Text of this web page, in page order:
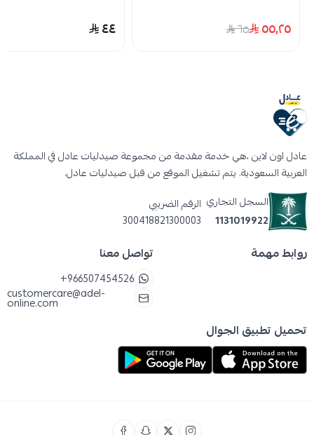
٥٥٫٢٥ ٦٥ ٤٤
عادل اون لاين ،هي خدمة مقدمة من مجموعة صيدليات عادل في المملكة
العربية السعودية. يتم تشغيل الموقع من قبل صيدليات عادل.
السجل التجاري
1131019922
الرقم الضريبي
300418821300003
روابط مهمة تواصل معنا
+966507454526
customercare@adel-
online.com
تحميل تطبيق الجوال